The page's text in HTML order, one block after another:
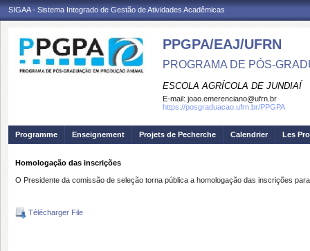
SIGAA - Sistema Integrado de Gestão de Atividades Acadêmicas
PPGPA/EAJ/UFRN
PROGRAMA DE PÓS-
ESCOLA AGRÍCOLA DE JUNDIAÍ
E-mail: joao.emerenciano@ufrn.br
https://posgraduacao.ufrn.br/PPGPA
Programme Enseignement Projets de Pecherche Calendrier Les
Homologação das inscrições
O Presidente da comissão de seleção torna pública a homologação das inscrições
Télécharger File